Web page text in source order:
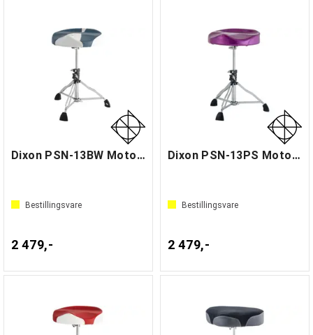
Dixon PSN-13BW Motorcycle Throne
Bestillingsvare
2 479,-
Dixon PSN-13PS Motorcycle Drum Throne
Bestillingsvare
2 479,-